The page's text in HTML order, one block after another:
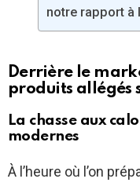
notre rapport à
Derrière le
produits allégés
La chasse aux
modernes
À l’heure où l’on